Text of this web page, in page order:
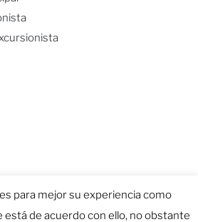
para mejor su experiencia como
está de acuerdo con ello, no obstante